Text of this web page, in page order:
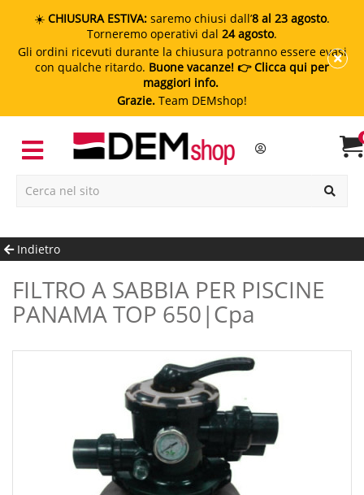
☀️ CHIUSURA ESTIVA: saremo chiusi dall’8 al 23 agosto.
Torneremo operativi dal 24 agosto.
Gli ordini ricevuti durante la chiusura potranno essere evasi
con qualche ritardo. Buone vacanze! 👉 Clicca qui per
maggiori info.
Grazie. Team DEMshop!
Indietro
FILTRO A SABBIA PER PISCINE
PANAMA TOP 650|cpa